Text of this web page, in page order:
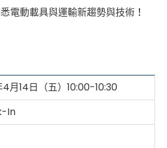
電動載具與運輸新趨勢與技術！
月14日（五）10:00-10:30
In